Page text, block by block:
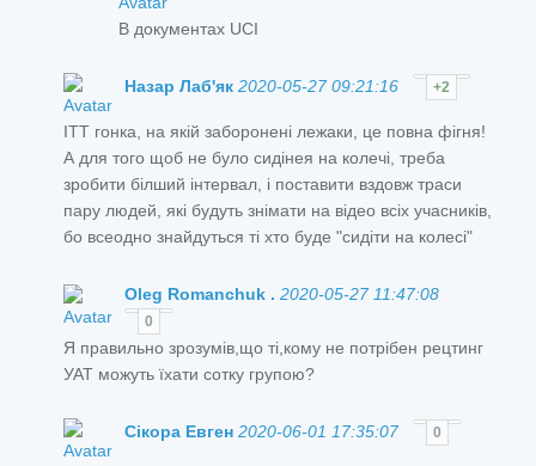
В документах UCI
Назар Лаб'як 2020-05-27 09:21:16 +2
ITT гонка, на якій заборонені лежаки, це повна фігня!
А для того щоб не було сидінея на колечі, треба
зробити білший інтервал, і поставити вздовж траси
пару людей, які будуть знімати на відео всіх учасників,
бо всеодно знайдуться ті хто буде "сидіти на колесі"
Oleg Romanchuk . 2020-05-27 11:47:08
0
Я правильно зрозумів,що ті,кому не потрібен рецтинг
УАТ можуть їхати сотку групою?
Сікора Евген 2020-06-01 17:35:07 0